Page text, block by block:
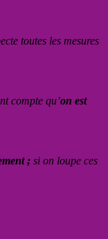
toutes les mesures
compte qu’on est
; si on loupe ces